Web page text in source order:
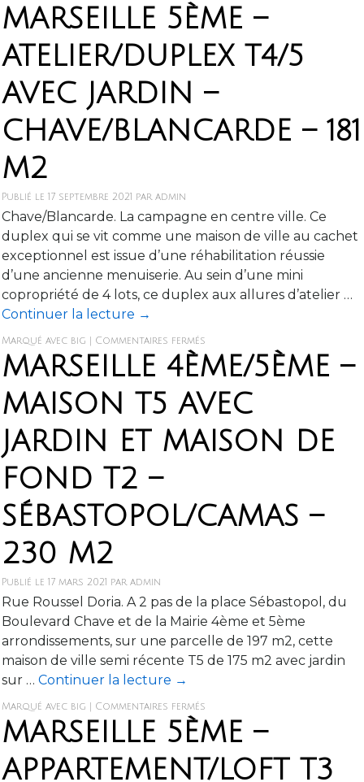
MARSEILLE 5ÈME –
ATELIER/DUPLEX T4/5
AVEC JARDIN –
CHAVE/BLANCARDE – 181
M2
Publié le 17 septembre 2021 par admin
Chave/Blancarde. La campagne en centre ville. Ce
duplex qui se vit comme une maison de ville au cachet
exceptionnel est issue d’une réhabilitation réussie
d’une ancienne menuiserie. Au sein d’une mini
copropriété de 4 lots, ce duplex aux allures d’atelier …
Continuer la lecture →
Marqué avec big Commentaires fermés
MARSEILLE 4ÈME/5ÈME –
MAISON T5 AVEC
JARDIN ET MAISON DE
FOND T2 –
SÉBASTOPOL/CAMAS –
230 M2
Publié le 17 mars 2021 par admin
Rue Roussel Doria. A 2 pas de la place Sébastopol, du
Boulevard Chave et de la Mairie 4ème et 5ème
arrondissements, sur une parcelle de 197 m2, cette
maison de ville semi récente T5 de 175 m2 avec jardin
sur … Continuer la lecture →
Marqué avec big Commentaires fermés
MARSEILLE 5ÈME –
APPARTEMENT/LOFT T3